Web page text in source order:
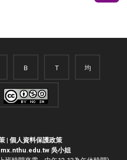
B T 均
| 個人資料保護政策
吳小姐